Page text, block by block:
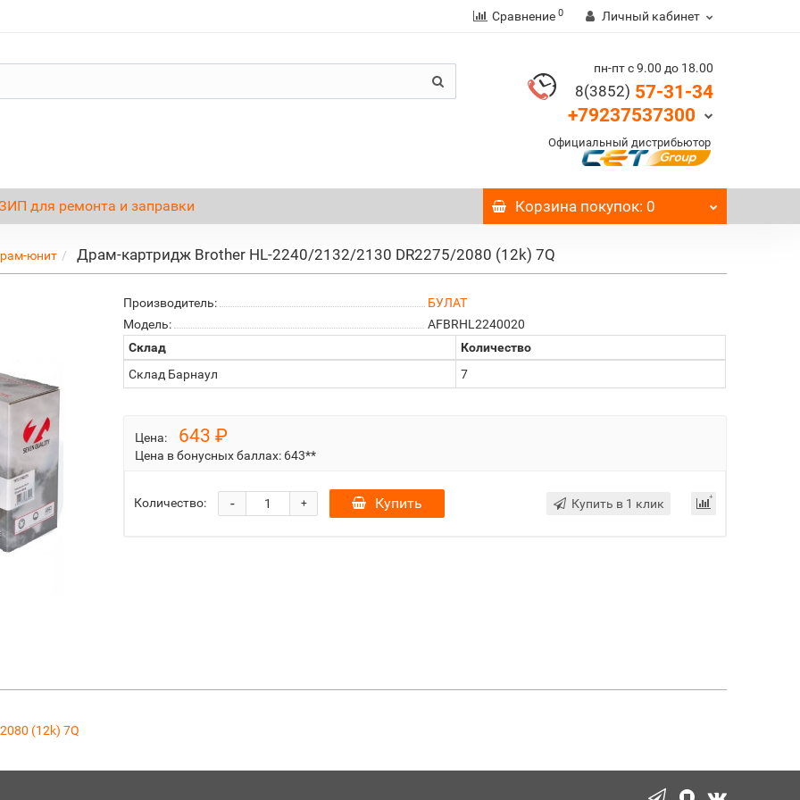
Сравнение 0 Личный кабинет
пн-пт с 9.00 до 18.00
8(3852) 57-31-34
+79237537300
Официальный дистрибьютор
для ремонта и заправки Корзина покупок: 0
юнит Драм-картридж Brother HL-2240/2132/2130 DR2275/2080 (12k) 7Q
Производитель:
БУЛАТ
Модель:
AFBRHL2240020
Склад
Количество
Склад Барнаул
7
Цена: 643 ₽
Цена в бонусных баллах: 643**
Количество: +
- Купить Купить в 1 клик
(12k) 7Q